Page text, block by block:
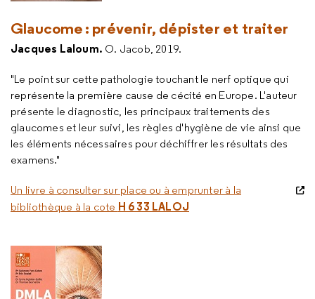
Glaucome : prévenir, dépister et traiter
Jacques Laloum. O. Jacob, 2019.
"Le point sur cette pathologie touchant le nerf optique qui
représente la première cause de cécité en Europe. L'auteur
présente le diagnostic, les principaux traitements des
glaucomes et leur suivi, les règles d'hygiène de vie ainsi que
les éléments nécessaires pour déchiffrer les résultats des
examens."
Un livre à consulter sur place ou à emprunter à la
bibliothèque à la cote H 6 33 LALOJ